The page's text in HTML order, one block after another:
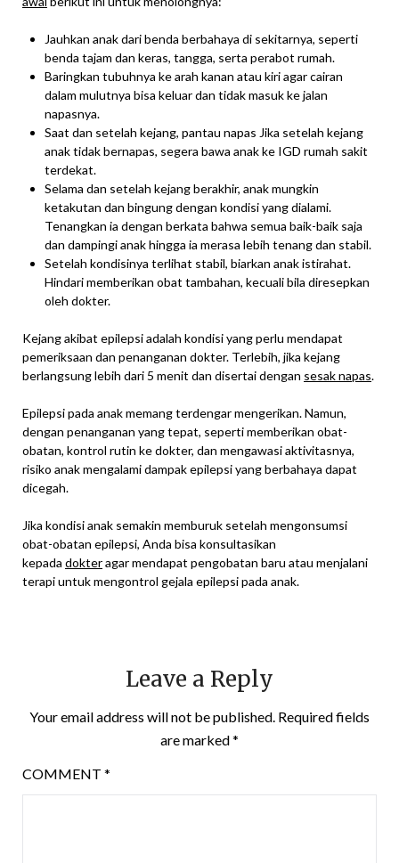
Jauhkan anak dari benda berbahaya di sekitarnya, seperti
benda tajam dan keras, tangga, serta perabot rumah.
Baringkan tubuhnya ke arah kanan atau kiri agar cairan
dalam mulutnya bisa keluar dan tidak masuk ke jalan
napasnya.
Saat dan setelah kejang, pantau napas Jika setelah kejang
anak tidak bernapas, segera bawa anak ke IGD rumah sakit
terdekat.
Selama dan setelah kejang berakhir, anak mungkin
ketakutan dan bingung dengan kondisi yang dialami.
Tenangkan ia dengan berkata bahwa semua baik-baik saja
dan dampingi anak hingga ia merasa lebih tenang dan stabil.
Setelah kondisinya terlihat stabil, biarkan anak istirahat.
Hindari memberikan obat tambahan, kecuali bila diresepkan
oleh dokter.
Kejang akibat epilepsi adalah kondisi yang perlu mendapat
pemeriksaan dan penanganan dokter. Terlebih, jika kejang
berlangsung lebih dari 5 menit dan disertai dengan sesak napas.
Epilepsi pada anak memang terdengar mengerikan. Namun,
dengan penanganan yang tepat, seperti memberikan obat-
obatan, kontrol rutin ke dokter, dan mengawasi aktivitasnya,
risiko anak mengalami dampak epilepsi yang berbahaya dapat
dicegah.
Jika kondisi anak semakin memburuk setelah mengonsumsi
obat-obatan epilepsi, Anda bisa konsultasikan
kepada dokteragar mendapat pengobatan baru atau menjalani
terapi untuk mengontrol gejala epilepsi pada anak.
Leave a Reply
Your email address will not be published. Required fields
are marked*
COMMENT *